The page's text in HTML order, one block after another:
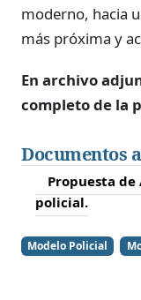
moderno, hacia
más próxima y
En archivo
completo de la
Documentos
Propuesta de
policial.
Modelo Policial